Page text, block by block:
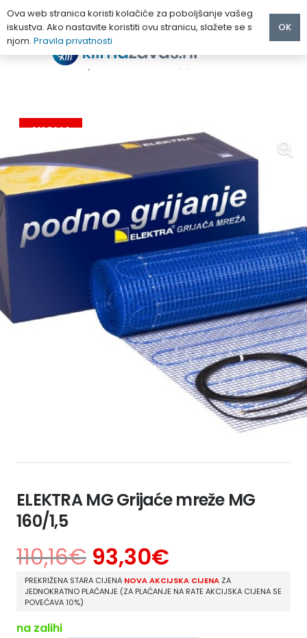
ELEKTRA MG Grijaće mreže MG 160/1,5
AKCIJA
ELEKTRA MG Grijaće mreže MG
160/1,5
110,16€ 93,30€
PREKRIŽENA STARA CIJENA NOVA AKCIJSKA CIJENA ZA
JEDNOKRATNO PLAĆANJE (ZA PLAĆANJE NA RATE AKCIJSKA CIJENA SE
POVEĆAVA 10%)
na zalihi
Ova web stranica koristi kolačiće za poboljšanje vašeg
iskustva. Ako nastavite koristiti ovu stranicu, slažete se s
njom. Pravila privatnosti
OK